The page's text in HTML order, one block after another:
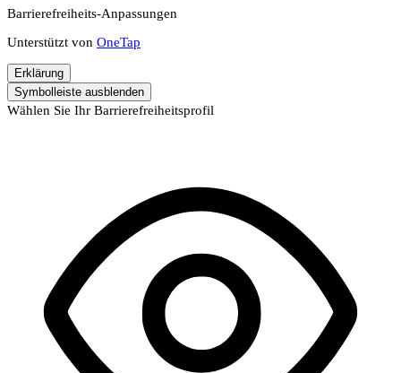
Barrierefreiheits-Anpassungen
Unterstützt von OneTap
Erklärung
Symbolleiste ausblenden
Wählen Sie Ihr Barrierefreiheitsprofil